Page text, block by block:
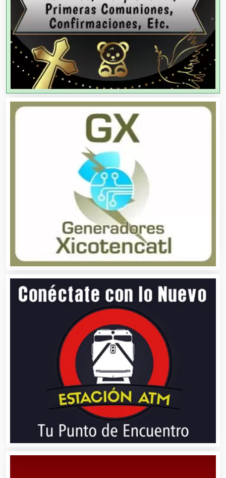
Agencias de Publicidad
Agencias de Viajes
Agricultores
Agricultura y Ganadería
Agua Purificada
Aire Acondicionado
Alarmas
Albercas
Alimentos
Almacenaje
Alquiler de Autos
Alquiler de Equipos para Fiestas